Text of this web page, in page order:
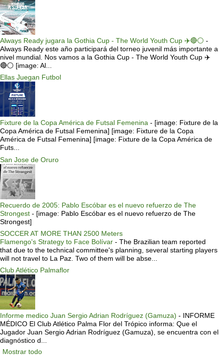
Always Ready jugara la Gothia Cup - The World Youth Cup ✈️🔴⚪️ -
Always Ready este año participará del torneo juvenil más importante a
nivel mundial. Nos vamos a la Gothia Cup - The World Youth Cup ✈️
🔴⚪️ [image: Al...
Ellas Juegan Futbol
Fixture de la Copa América de Futsal Femenina - [image: Fixture de la
Copa América de Futsal Femenina] [image: Fixture de la Copa
América de Futsal Femenina] [image: Fixture de la Copa América de
Futs...
San Jose de Oruro
Recuerdo de 2005: Pablo Escóbar es el nuevo refuerzo de The
Strongest - [image: Pablo Escóbar es el nuevo refuerzo de The
Strongest]
SOCCER AT MORE THAN 2500 Meters
Flamengo's Strategy to Face Bolívar - The Brazilian team reported
that due to the technical committee's planning, several starting players
will not travel to La Paz. Two of them will be abse...
Club Atlético Palmaflor
Informe medico Juan Sergio Adrian Rodríguez (Gamuza) - INFORME
MÉDICO El Club Atlético Palma Flor del Trópico informa: Que el
Jugador Juan Sergio Adrian Rodríguez (Gamuza), se encuentra con el
diagnóstico d...
Mostrar todo